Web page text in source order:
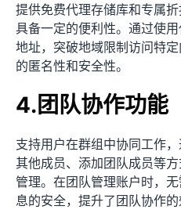
提供免费代理存储库和专属
具备一定的便利性。通过使
地址，突破地域限制访问特
的匿名性和安全性。
4.团队协作功能
支持用户在群组中协同工作
其他成员、添加团队成员等
管理。在团队管理账户时，
息的安全，提升了团队协作的